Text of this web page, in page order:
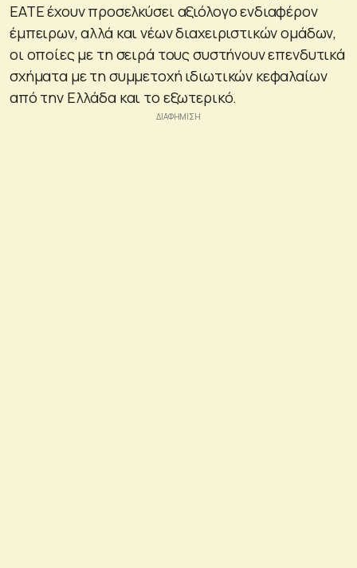
ΕΑΤΕ έχουν προσελκύσει αξιόλογο ενδιαφέρον
έμπειρων, αλλά και νέων διαχειριστικών ομάδων,
οι οποίες με τη σειρά τους συστήνουν επενδυτικά
σχήματα με τη συμμετοχή ιδιωτικών κεφαλαίων
από την Ελλάδα και το εξωτερικό.